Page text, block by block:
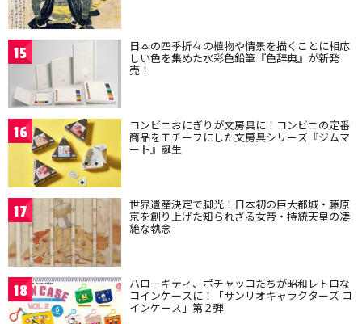
15 日本の四季折々の植物や情景を描くことに相応
しい色を集めた水彩色鉛筆『色辞典』が新発
売！
16 コンビニおにぎりが文房具に！コンビニの定番
商品をモチーフにした文房具シリーズ『ジムマ
ート』誕生
17 世界遺産決定で脚光！日本初の巨大都城・藤原
京を創り上げた知られざる女帝・持統天皇の凄
絶な執念
18 ハローキティ、ポチャッコたちが昭和レトロな
コインケースに！「サンリオキャラクターズ コ
インケース」第２弾